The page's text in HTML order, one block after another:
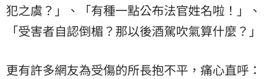
犯之虞？」、「有種一點公布法官姓名啦！」、
「受害者自認倒楣？那以後酒駕吹氣算什麼？」
更有許多網友為受傷的所長抱不平，痛心直呼：